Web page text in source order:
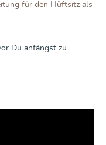
für den Hüftsitz als
Du anfängst zu